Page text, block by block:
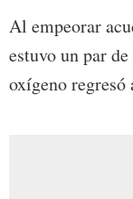
Al empeorar
estuvo un par
oxígeno regresó